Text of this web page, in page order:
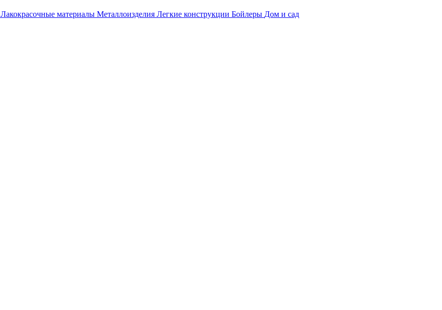
Лакокрасочные материалы Металлоизделия Легкие конструкции Бойлеры Дом и сад